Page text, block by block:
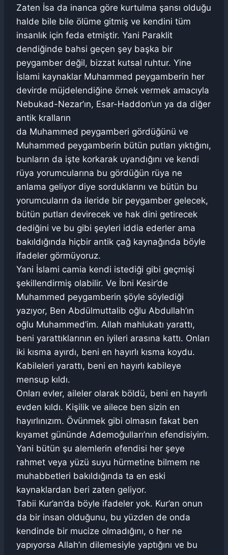
Zaten İsa da inanca göre kurtulma şansı olduğu
halde bile bile ölüme gitmiş ve kendini tüm
insanlık için feda etmiştir. Yani Paraklit
dendiğinde bahsi geçen şey başka bir
peygamber değil, bizzat kutsal ruhtur. Yine
İslami kaynaklar Muhammed peygamberin her
devirde müjdelendiğine örnek vermek amacıyla
Nebukad-Nezar’ın, Esar-Haddon’un ya da diğer
antik kralların
da Muhammed peygamberi gördüğünü ve
Muhammed peygamberin bütün putları yıktığını,
bunların da işte korkarak uyandığını ve kendi
rüya yorumcularına bu gördüğün rüya ne
anlama geliyor diye sorduklarını ve bütün bu
yorumcuların da ileride bir peygamber gelecek,
bütün putları devirecek ve hak dini getirecek
dediğini ve bu gibi şeyleri iddia ederler ama
bakıldığında hiçbir antik çağ kaynağında böyle
ifadeler görmüyoruz.
Yani İslami camia kendi istediği gibi geçmişi
şekillendirmiş olabilir. Ve İbni Kesir’de
Muhammed peygamberin şöyle söylediği
yazıyor, Ben Abdülmuttalib oğlu Abdullah’ın
oğlu Muhammed’im. Allah mahlukatı yarattı,
beni yarattıklarının en iyileri arasına kattı. Onları
iki kısma ayırdı, beni en hayırlı kısma koydu.
Kabileleri yarattı, beni en hayırlı kabileye
mensup kıldı.
Onları evler, aileler olarak böldü, beni en hayırlı
evden kıldı. Kişilik ve ailece ben sizin en
hayırlınızım. Övünmek gibi olmasın fakat ben
kıyamet gününde Ademoğulları’nın efendisiyim.
Yani bütün şu alemlerin efendisi her şeye
rahmet veya yüzü suyu hürmetine bilmem ne
muhabbetleri bakıldığında ta en eski
kaynaklardan beri zaten geliyor.
Tabii Kur’an’da böyle ifadeler yok. Kur’an onun
da bir insan olduğunu, bu yüzden de onda
kendinde bir mucize olmadığını, o her ne
yapıyorsa Allah’ın dilemesiyle yaptığını ve bu